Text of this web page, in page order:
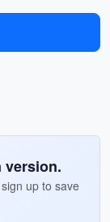
version.
up to save